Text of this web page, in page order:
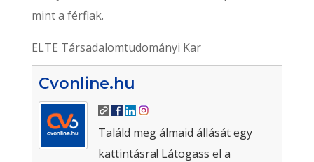
mint a férfiak.
ELTE Társadalomtudományi Kar
Cvonline.hu
Találd meg álmaid állását egy
kattintásra! Látogass el a